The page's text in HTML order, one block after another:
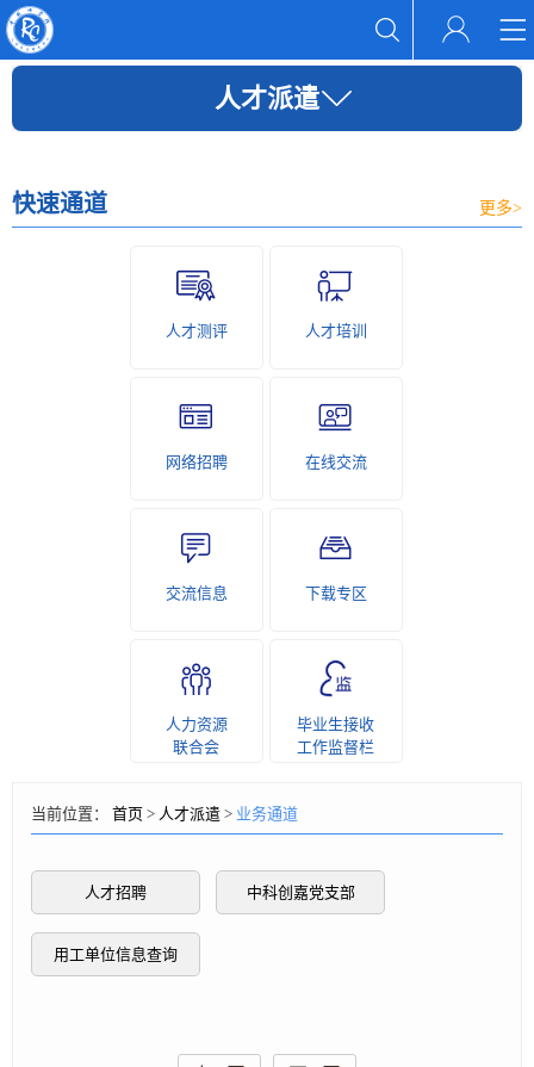
人才派遣
快速通道 更多>
人才测评 人才培训
网络招聘 在线交流
交流信息 下载专区
人力资源
联合会
毕业生接收
工作监督栏
当前位置： 首页 > 人才派遣 > 业务通道
人才招聘 中科创嘉党支部
用工单位信息查询